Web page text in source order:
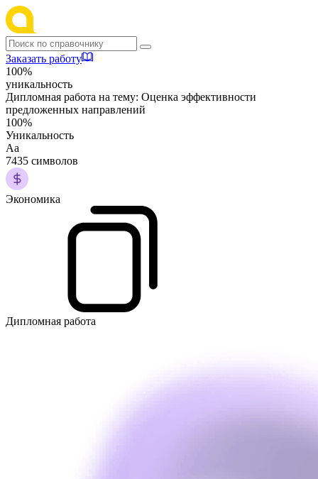
Заказать работу
100%
уникальность
Дипломная работа на тему: Оценка эффективности
предложенных направлений
100%
Уникальность
Аа
7435 символов
Экономика
Дипломная работа